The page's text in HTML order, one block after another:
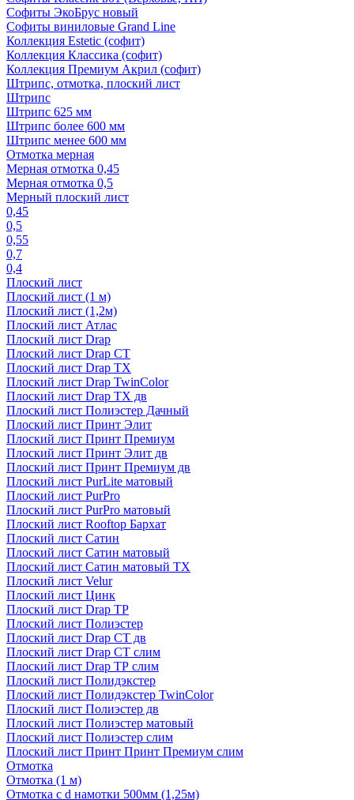
Софиты ЭкоБрус новый
Софиты виниловые Grand Line
Коллекция Estetic (софит)
Коллекция Классика (софит)
Коллекция Премиум Акрил (софит)
Штрипс, отмотка, плоский лист
Штрипс
Штрипс 625 мм
Штрипс более 600 мм
Штрипс менее 600 мм
Отмотка мерная
Мерная отмотка 0,45
Мерная отмотка 0,5
Мерный плоский лист
0,45
0,5
0,55
0,7
0,4
Плоский лист
Плоский лист (1 м)
Плоский лист (1,2м)
Плоский лист Атлас
Плоский лист Drap
Плоский лист Drap СТ
Плоский лист Drap TX
Плоский лист Drap TwinColor
Плоский лист Drap ТХ дв
Плоский лист Полиэстер Дачный
Плоский лист Принт Элит
Плоский лист Принт Премиум
Плоский лист Принт Элит дв
Плоский лист Принт Премиум дв
Плоский лист PurLite матовый
Плоский лист PurPro
Плоский лист PurPro матовый
Плоский лист Rooftop Бархат
Плоский лист Сатин
Плоский лист Сатин матовый
Плоский лист Сатин матовый TX
Плоский лист Velur
Плоский лист Цинк
Плоский лист Drap ТР
Плоский лист Полиэстер
Плоский лист Drap СТ дв
Плоский лист Drap СТ слим
Плоский лист Drap ТР слим
Плоский лист Полидэкстер
Плоский лист Полидэкстер TwinColor
Плоский лист Полиэстер дв
Плоский лист Полиэстер матовый
Плоский лист Полиэстер слим
Плоский лист Принт Принт Премиум слим
Отмотка
Отмотка (1 м)
Отмотка с d намотки 500мм (1,25м)